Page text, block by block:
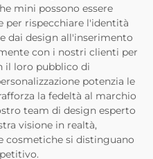
mini possono essere
per rispecchiare l'identità
dai design all'inserimento
con i nostri clienti per
il loro pubblico di
potenzia le
la fedeltà al marchio
team di design esperto
visione in realtà,
cosmetiche si distinguano